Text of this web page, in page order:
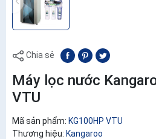
Chia sẻ
Máy lọc nước
VTU
Mã sản phẩm: KG100HP VTU
Thương hiệu: Kangaroo